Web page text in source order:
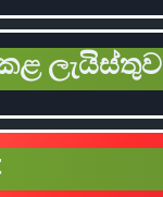
ලැයිස්තුව